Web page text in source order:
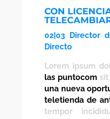
CON
02|03 Director
Directo
Lorem ipsum
las puntocom
una nueva
teletienda de
tempor